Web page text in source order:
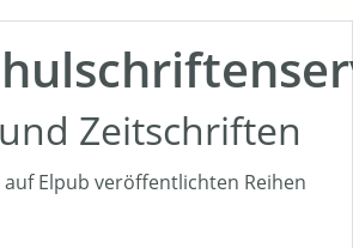
Zeitschriften
Elpub veröffentlichten Reihen